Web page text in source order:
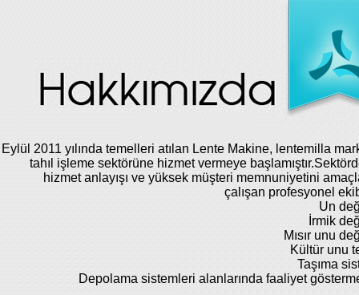
Eylül 2011 yılında temelleri atılan Lente Makine, lentemilla
tahıl işleme sektörüne hizmet vermeye
hizmet anlayışı ve yüksek müşteri memnuniyetini
çalışan profesyonel
Un
İrmik
Mısır unu
Kültür unu
Taşıma
Depolama sistemleri alanlarında faaliyet